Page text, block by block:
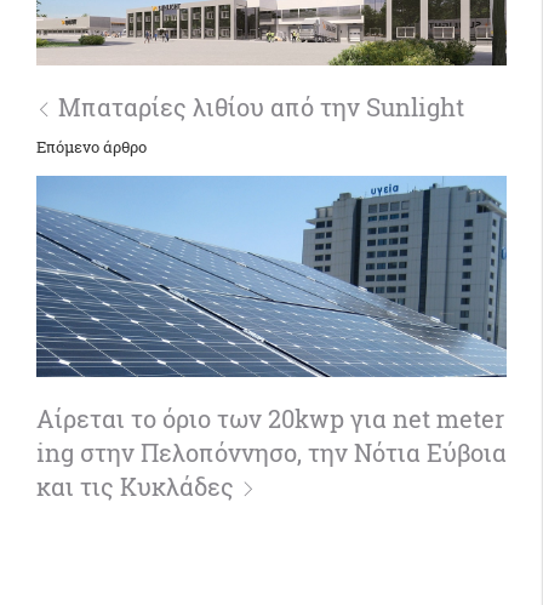
Μπαταρίες λιθίου από την Sunlight
Επόμενο άρθρο
Αίρεται το όριο των 20kwp για net meter
ing στην Πελοπόννησο, την Νότια Εύβοια
και τις Κυκλάδες